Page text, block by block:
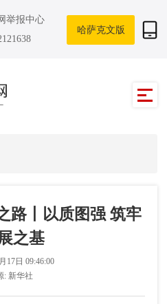
举报中心
哈萨克文版
路丨以质图强 筑牢
之基
17日 09:46:00
: 新华社